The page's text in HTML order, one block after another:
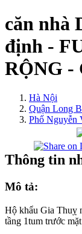
căn nhà
định -
RỘNG -
Hà Nội
Quận Long
Phố Nguyễn
Thông tin
Mô tả:
Hộ khẩu Gia Thuỵ
tầng 1tum trước